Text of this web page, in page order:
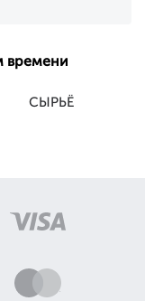
времени
СЫРЬЁ